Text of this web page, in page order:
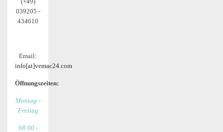
039205 -
434610
Email:
info[at]vemac24.com
Öffnungszeiten:
Montag -
Freitag
08:00 -